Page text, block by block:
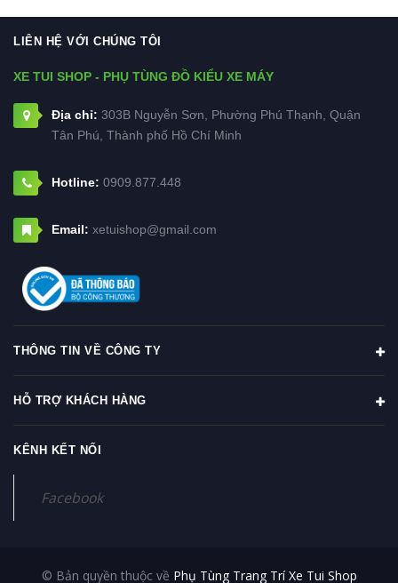
LIÊN HỆ VỚI CHÚNG TÔI
XE TUI SHOP - PHỤ TÙNG ĐỒ KIỂU XE MÁY
Địa chỉ: 303B Nguyễn Sơn, Phường Phú Thạnh, Quận
Tân Phú, Thành phố Hồ Chí Minh
Hotline: 0909.877.448
Email: xetuishop@gmail.com
THÔNG TIN VỀ CÔNG TY
HỖ TRỢ KHÁCH HÀNG
KÊNH KẾT NỐI
Facebook
© Bản quyền thuộc về Phụ Tùng Trang Trí Xe Tui Shop